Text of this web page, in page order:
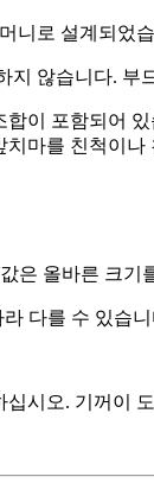
니로 설계되었
않습니다.
이 포함되어
마를 친척이
은 올바른 크
다를 수 있습
시오. 기꺼이